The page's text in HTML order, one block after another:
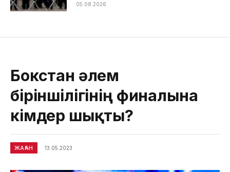
05.08.2026
Бокстан әлем
біріншілігінің финалына
кімдер шықты?
ЖАҺАН 13.05.2023